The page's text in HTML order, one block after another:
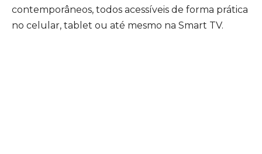
contemporâneos, todos acessíveis de forma prática
no celular, tablet ou até mesmo na Smart TV.